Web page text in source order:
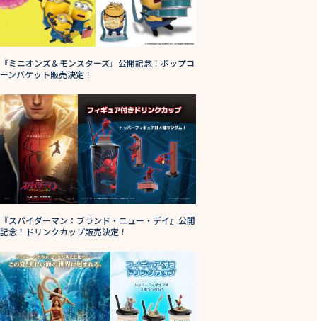
『ミニオンズ＆モンスターズ』公開記念！ポップコ
ーンバケット販売決定！
『スパイダーマン：ブランド・ニュー・デイ』公開
記念！ドリンクカップ販売決定！